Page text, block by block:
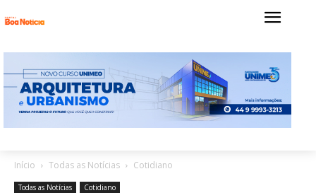
Início Todas as Notícias Cotidiano
Todas as Notícias Cotidiano